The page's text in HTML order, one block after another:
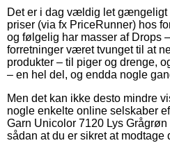
Det er i dag vældig let gængeligt
priser (via fx PriceRunner) hos
og følgelig har masser af Drops
forretninger været tvunget til at
produkter – til piger og drenge,
– en hel del, og endda nogle
Men det kan ikke desto mindre
nogle enkelte online selskaber
Garn Unicolor 7120 Lys
sådan at du er sikret at modtage